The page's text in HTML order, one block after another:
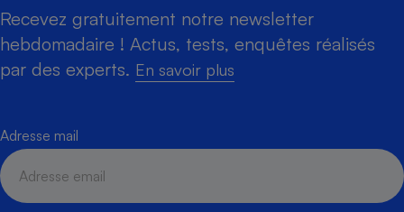
Recevez gratuitement notre newsletter
hebdomadaire ! Actus, tests, enquêtes réalisés
par des experts. En savoir plus
Adresse mail